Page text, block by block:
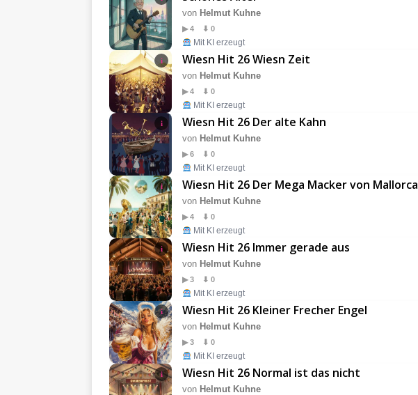
von Helmut Kuhne
▶ 4 ⬇ 0
Mit KI erzeugt
i Wiesn Hit 26 Wiesn Zeit
von Helmut Kuhne
▶ 4 ⬇ 0
Mit KI erzeugt
i Wiesn Hit 26 Der alte Kahn
von Helmut Kuhne
▶ 6 ⬇ 0
Mit KI erzeugt
i Wiesn Hit 26 Der Mega Macker von Mallorca
von Helmut Kuhne
▶ 4 ⬇ 0
Mit KI erzeugt
i Wiesn Hit 26 Immer gerade aus
von Helmut Kuhne
▶ 3 ⬇ 0
Mit KI erzeugt
i Wiesn Hit 26 Kleiner Frecher Engel
von Helmut Kuhne
▶ 3 ⬇ 0
Mit KI erzeugt
i Wiesn Hit 26 Normal ist das nicht
von Helmut Kuhne